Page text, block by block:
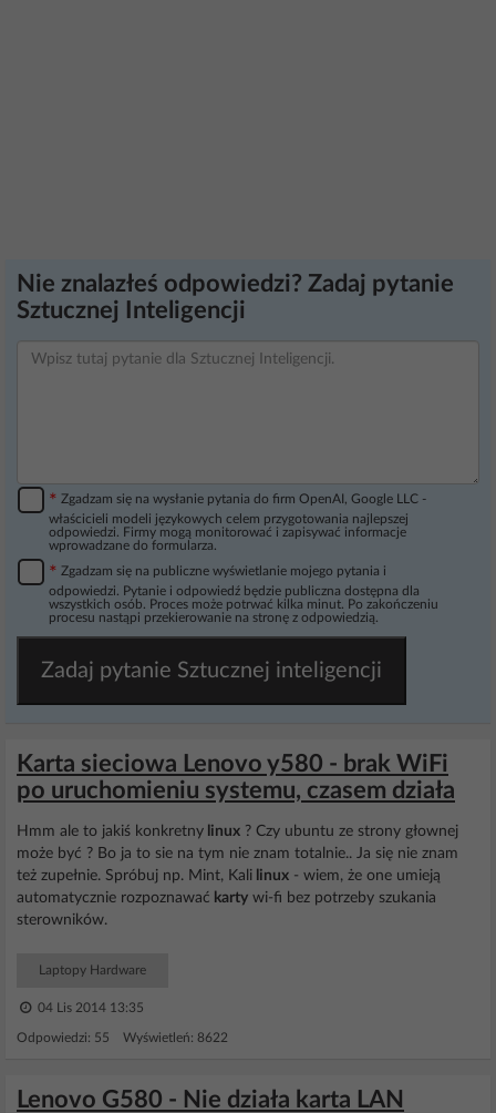
Nie znalazłeś odpowiedzi? Zadaj pytanie
Sztucznej Inteligencji
* Zgadzam się na wysłanie pytania do firm OpenAI, Google LLC -
właścicieli modeli językowych celem przygotowania najlepszej
odpowiedzi. Firmy mogą monitorować i zapisywać informacje
wprowadzane do formularza.
* Zgadzam się na publiczne wyświetlanie mojego pytania i
odpowiedzi. Pytanie i odpowiedź będzie publiczna dostępna dla
wszystkich osób. Proces może potrwać kilka minut. Po zakończeniu
procesu nastąpi przekierowanie na stronę z odpowiedzią.
Zadaj pytanie Sztucznej inteligencji
Karta sieciowa Lenovo y580 - brak WiFi
po uruchomieniu systemu, czasem działa
Hmm ale to jakiś konkretny linux ? Czy ubuntu ze strony głownej
może być ? Bo ja to sie na tym nie znam totalnie.. Ja się nie znam
też zupełnie. Spróbuj np. Mint, Kali linux - wiem, że one umieją
automatycznie rozpoznawać karty wi-fi bez potrzeby szukania
sterowników.
Laptopy Hardware
04 Lis 2014 13:35
Odpowiedzi: 55 Wyświetleń: 8622
Lenovo G580 - Nie działa karta LAN